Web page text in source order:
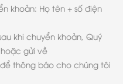
khoản: Họ tên + số điện
khi chuyển khoản, Quý
gửi về
thông báo cho chúng tôi